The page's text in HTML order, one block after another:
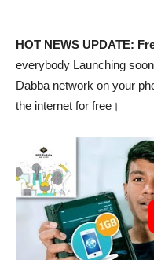
HOT NEWS UPDATE:
everybody Launching
Dabba network on your
the internet for free।